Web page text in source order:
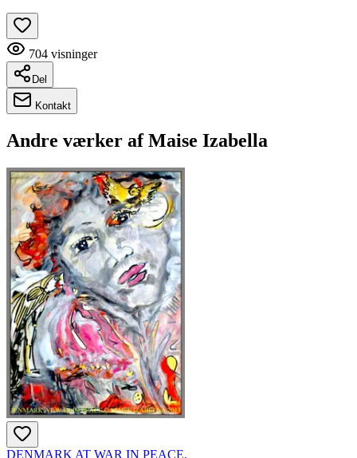
704 visninger
Del
Kontakt
Andre værker afMaise Izabella
DENMARK AT WAR IN PEACE.